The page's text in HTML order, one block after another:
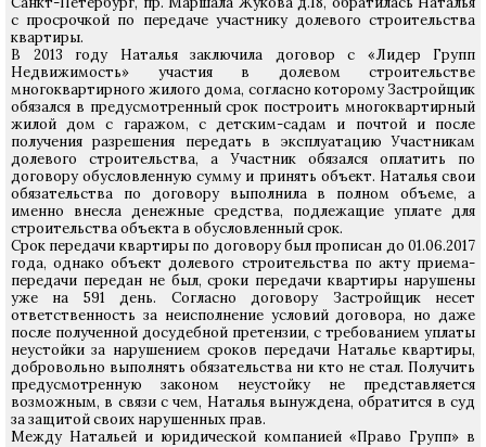
с просрочкой по передаче участнику долевого строительства
квартиры.
В 2013 году Наталья заключила договор с «Лидер Групп
Недвижимость» участия в долевом строительстве
многоквартирного жилого дома, согласно которому Застройщик
обязался в предусмотренный срок построить многоквартирный
жилой дом с гаражом, с детским-садам и почтой и после
получения разрешения передать в эксплуатацию Участникам
долевого строительства, а Участник обязался оплатить по
договору обусловленную сумму и принять объект. Наталья свои
обязательства по договору выполнила в полном объеме, а
именно внесла денежные средства, подлежащие уплате для
строительства объекта в обусловленный срок.
Срок передачи квартиры по договору был прописан до 01.06.2017
года, однако объект долевого строительства по акту приема-
передачи передан не был, сроки передачи квартиры нарушены
уже на 591 день. Согласно договору Застройщик несет
ответственность за неисполнение условий договора, но даже
после полученной досудебной претензии, с требованием уплаты
неустойки за нарушением сроков передачи Наталье квартиры,
добровольно выполнять обязательства ни кто не стал. Получить
предусмотренную законом неустойку не представляется
возможным, в связи с чем, Наталья вынуждена, обратится в суд
за защитой своих нарушенных прав.
Между Натальей и юридической компанией «Право Групп» в